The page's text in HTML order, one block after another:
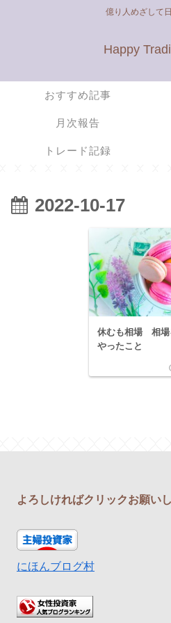
億り人めざして
Happy
おすすめ記事
月次報告
トレード記録
2022-10-17
休むも相場 相場
やったこと
よろしければクリックお願い
にほんブログ村